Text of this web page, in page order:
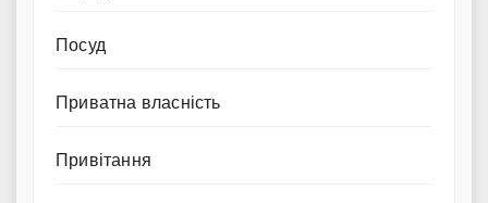
Посуд
Приватна власність
Привітання